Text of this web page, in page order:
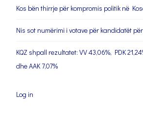
Kos bën thirrje për kompromis politik në
Nis sot numërimi i votave për kandidatët
KQZ shpall rezultatet: VV 43,06%, PDK
dhe AAK 7,07%
Log in